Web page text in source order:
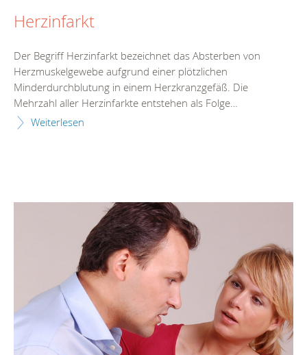
Herzinfarkt
Der Begriff Herzinfarkt bezeichnet das Absterben von
Herzmuskelgewebe aufgrund einer plötzlichen
Minderdurchblutung in einem Herzkranzgefäß. Die
Mehrzahl aller Herzinfarkte entstehen als Folge…
Weiterlesen